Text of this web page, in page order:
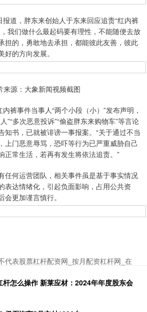
道，胖东来创始人于东来回应追责“红内裤
我们做什么最起码要有理性，不能随便去放
担的，勇敢地去承担，都能彼此友善，彼此
的方向发展。
来源：大象新闻视频截图
事件当事人“两个小段（小）”发布声明，
”“多次恶意投诉”“偷盗胖东来购物车”等言论
知书，已就被诽谤一事报案。“关于通过不当
上门恶意辱骂，恐吓等行为已严重威胁自己
正常生活，若再有发生将依法追责。”
何运营团队，相关事件虽是基于事实情况
表达情绪化，引起负面影响，占用公共资
更加谨言慎行。
代表股票杠杆配资网_按月配资杠杆网_在
杆怎么操作 新莱应材：2024年年度股东会